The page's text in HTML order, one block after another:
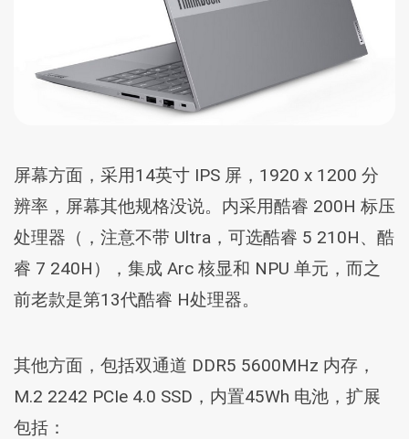
屏幕方面，采用14英寸 IPS 屏，1920 x 1200 分
辨率，屏幕其他规格没说。内采用酷睿 200H 标压
处理器（，注意不带 Ultra，可选酷睿 5 210H、酷
睿 7 240H），集成 Arc 核显和 NPU 单元，而之
前老款是第13代酷睿 H处理器。
其他方面，包括双通道 DDR5 5600MHz 内存，
M.2 2242 PCIe 4.0 SSD，内置45Wh 电池，扩展
包括：